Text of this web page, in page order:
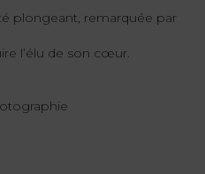
plongeant, remarquée par
l’élu de son cœur.